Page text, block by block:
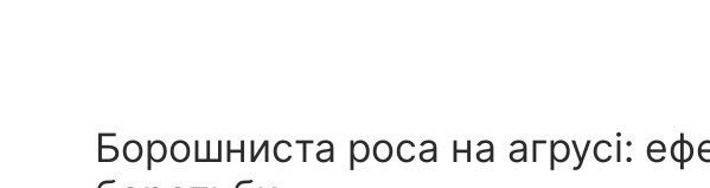
Борошниста роса на агрусі: